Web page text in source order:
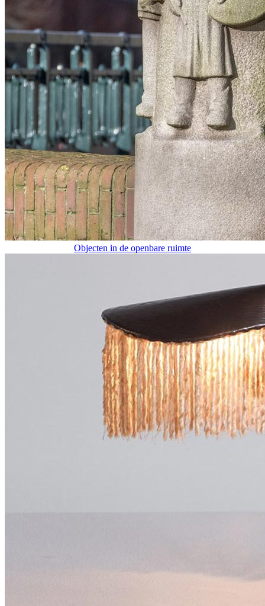
Objecten in de openbare ruimte